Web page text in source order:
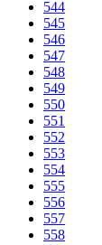
544
545
546
547
548
549
550
551
552
553
554
555
556
557
558